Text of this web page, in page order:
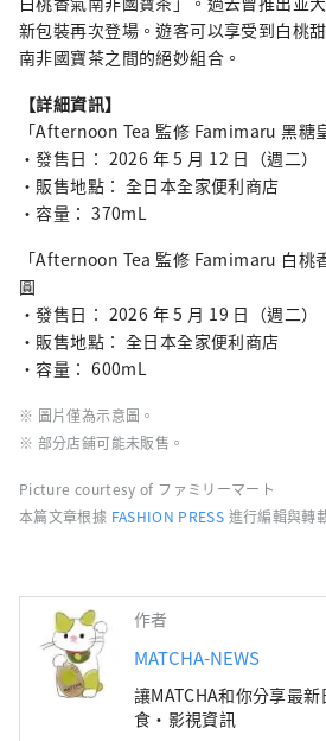
新包裝再次登場。遊客可以享受到白桃
南非國寶茶之間的絕妙組合。
【詳細資訊】
「Afternoon Tea 監修 Famimaru 黑糖
・發售日： 2026 年 5 月 12 日（週二）
・販售地點： 全日本全家便利商店
・容量： 370mL
「Afternoon Tea 監修 Famimaru 白桃
圓
・發售日： 2026 年 5 月 19 日（週二）
・販售地點： 全日本全家便利商店
・容量： 600mL
※ 圖片僅為示意圖。
※ 部分店鋪可能未販售。
Picture courtesy of ファミリーマート
本篇文章根據 FASHION PRESS 進行編輯與轉
作者
MATCHA-NEWS
讓MATCHA和你分享最
食・影視資訊